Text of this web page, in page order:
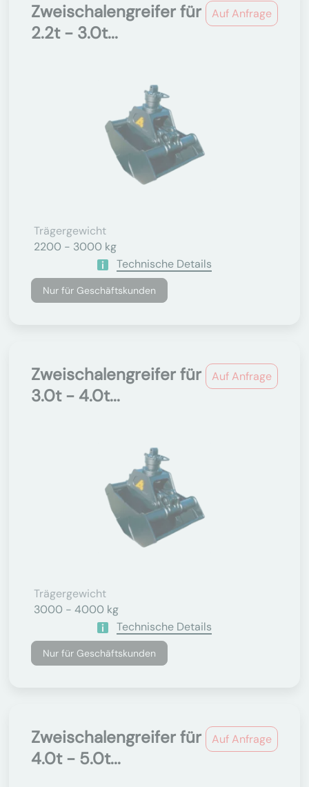
Auf Anfrage
Zweischalengreifer für
2.2t - 3.0t...
Trägergewicht
2200 - 3000 kg
Technische Details
Nur für Geschäftskunden
Auf Anfrage
Zweischalengreifer für
3.0t - 4.0t...
Trägergewicht
3000 - 4000 kg
Technische Details
Nur für Geschäftskunden
Auf Anfrage
Zweischalengreifer für
4.0t - 5.0t...